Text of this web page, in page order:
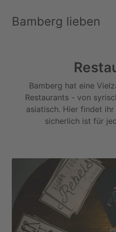
Bamberg lieben
Bamberg hat eine
Restaurants - von
asiatisch. Hier findet
sicherlich ist für